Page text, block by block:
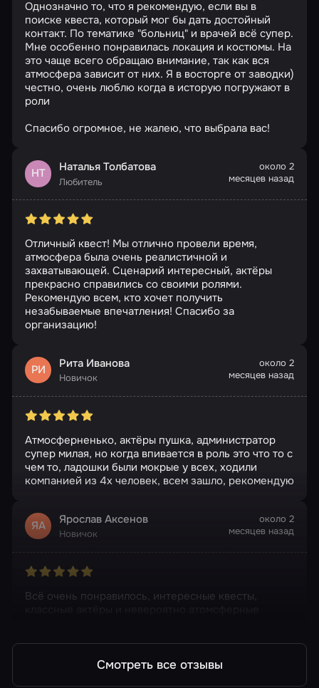
Однозначно то, что я рекомендую, если вы в
поиске квеста, который мог бы дать достойный
контакт. По тематике "больниц" и врачей всё супер.
Мне особенно понравилась локация и костюмы. На
это чаще всего обращаю внимание, так как вся
атмосфера зависит от них. Я в восторге от заводки)
честно, очень люблю когда в исторую погружают в
роли
Спасибо огромное, не жалею, что выбрала вас!
НТ Наталья Толбатова
Любитель
около 2
месяцев назад
Отличный квест! Мы отлично провели время,
атмосфера была очень реалистичной и
захватывающей. Сценарий интересный, актёры
прекрасно справились со своими ролями.
Рекомендую всем, кто хочет получить
незабываемые впечатления! Спасибо за
организацию!
РИ Рита Иванова
Новичок
около 2
месяцев назад
Атмосферненько, актёры пушка, администратор
супер милая, но когда впивается в роль это что то с
чем то, ладошки были мокрые у всех, ходили
компанией из 4х человек, всем зашло, рекомендую
ЯА Ярослав Аксенов
Новичок
около 2
месяцев назад
Всё очень понравилось, интересные квесты,
Смотреть все отзывы